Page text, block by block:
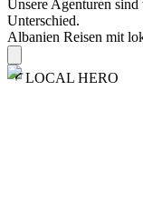
Unsere Agenturen sind
Unterschied.
Albanien Reisen mit
LOCAL HERO